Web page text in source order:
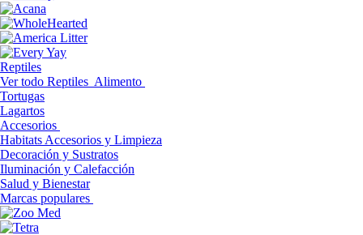
Reptiles
Ver todo Reptiles Alimento
Tortugas
Lagartos
Accesorios
Habitats Accesorios y Limpieza
Decoración y Sustratos
Iluminación y Calefacción
Salud y Bienestar
Marcas populares